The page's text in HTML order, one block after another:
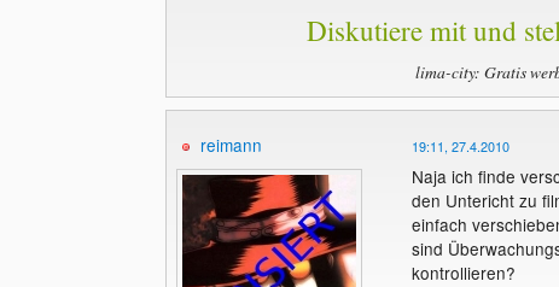
Diskutiere mit und
lima-city: Gratis
reimann 19:11, 27.4.2010
Naja ich finde
den Untericht zu
einfach
sind
kontrollieren?